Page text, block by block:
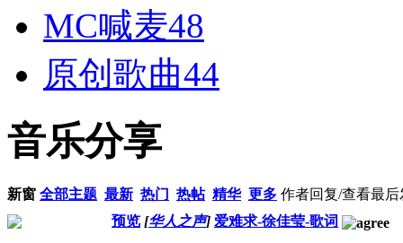
MC喊麦48
原创歌曲44
音乐分享
新窗 全部主题 最新 热门 热帖 精华 更多 作者回复/查看最后
预览 [华人之声] 爱难求-徐佳莹-歌词